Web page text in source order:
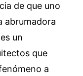
de que uno
abrumadora
un
que
a